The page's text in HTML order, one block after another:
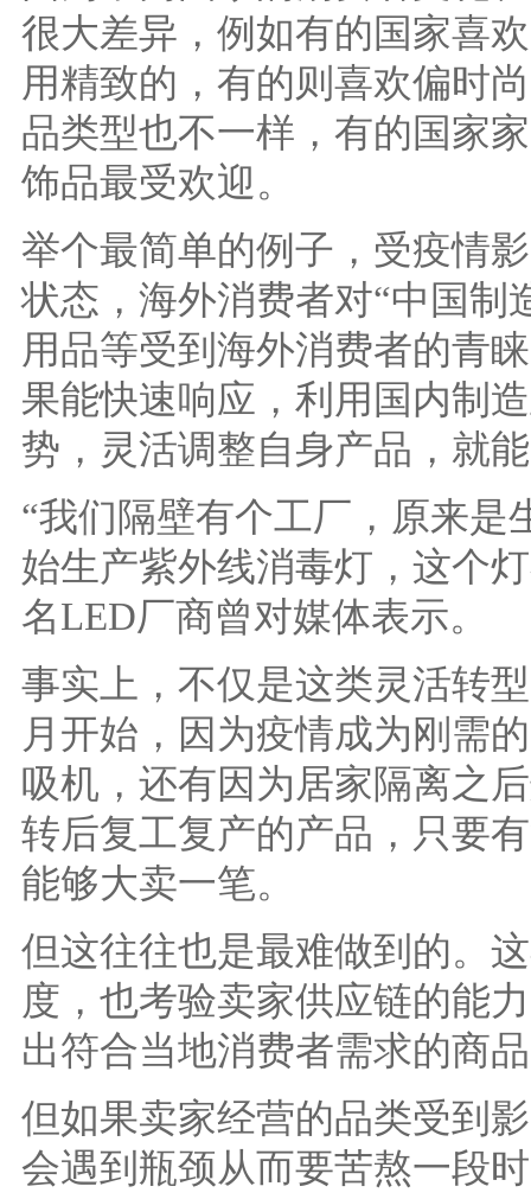
很大差异，例如有的国家喜
用精致的，有的则喜欢偏时
品类型也不一样，有的国家
饰品最受欢迎。
举个最简单的例子，受疫情
状态，海外消费者对“中国制
用品等受到海外消费者的青
果能快速响应，利用国内制
势，灵活调整自身产品，就
“我们隔壁有个工厂，原来是
始生产紫外线消毒灯，这个
名LED厂商曾对媒体表示。
事实上，不仅是这类灵活转
月开始，因为疫情成为刚需
吸机，还有因为居家隔离之
转后复工复产的产品，只要
能够大卖一笔。
但这往往也是最难做到的。
度，也考验卖家供应链的能
出符合当地消费者需求的商
但如果卖家经营的品类受到
会遇到瓶颈从而要苦熬一段